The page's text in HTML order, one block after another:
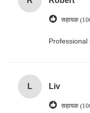
सहायक
Professional
L Liv
सहायक